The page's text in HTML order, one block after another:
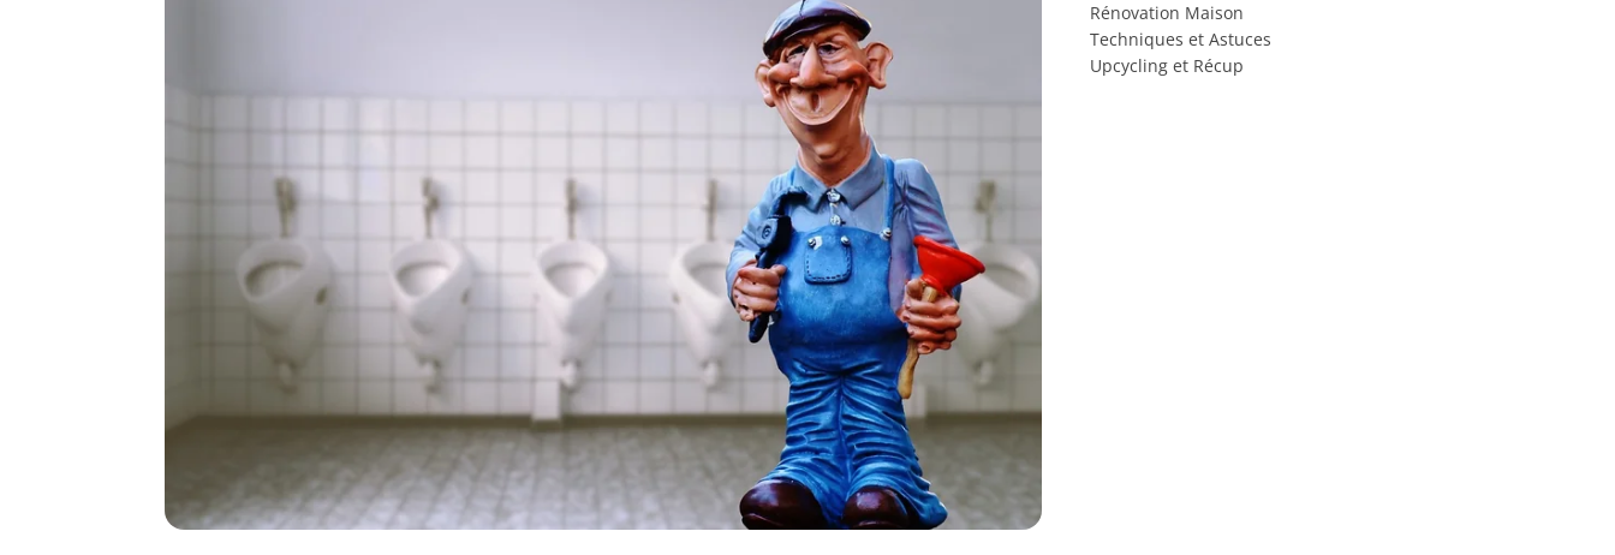
Rénovation Maison
Techniques et Astuces
Upcycling et Récup